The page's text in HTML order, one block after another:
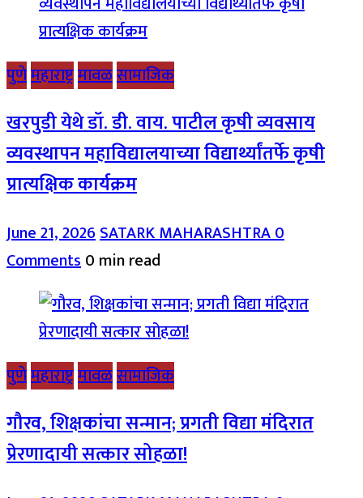
पुणेमहाराष्ट्रमावळसामाजिक
खरपुडी येथे डॉ. डी. वाय. पाटील कृषी व्यवसाय
व्यवस्थापन महाविद्यालयाच्या विद्यार्थ्यांतर्फे कृषी
प्रात्यक्षिक कार्यक्रम
June 21, 2026SATARK MAHARASHTRA0
Comments0 min read
पुणेमहाराष्ट्रमावळसामाजिक
गौरव, शिक्षकांचा सन्मान; प्रगती विद्या मंदिरात
प्रेरणादायी सत्कार सोहळा!